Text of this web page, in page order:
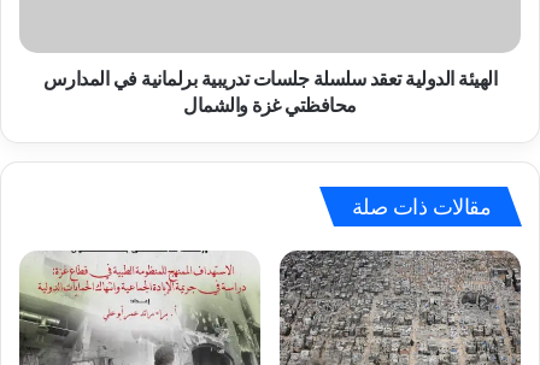
المدارس
محافظتي
الهيئة الدولية تعقد سلسلة جلسات تدريبية برلمانية في المدارس
محافظتي غزة والشمال
مقالات ذات صلة